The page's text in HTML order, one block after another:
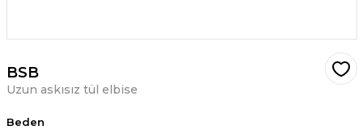
BSB
Uzun askısız tül elbise
Beden